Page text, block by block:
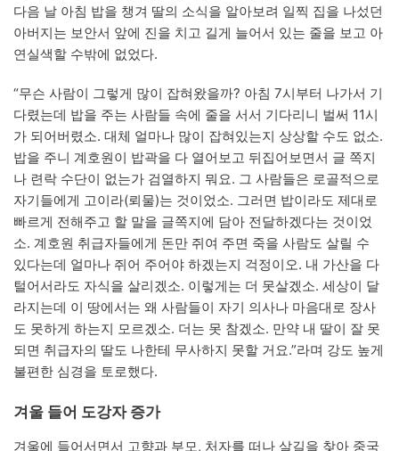
다음 날 아침 밥을 챙겨 딸의 소식을 알아보려 일찍 집을 나섰던
아버지는 보안서 앞에 진을 치고 길게 늘어서 있는 줄을 보고 아
연실색할 수밖에 없었다.
“무슨 사람이 그렇게 많이 잡혀왔을까? 아침 7시부터 나가서 기
다렸는데 밥을 주는 사람들 속에 줄을 서서 기다리니 벌써 11시
가 되어버렸소. 대체 얼마나 많이 잡혀있는지 상상할 수도 없소.
밥을 주니 계호원이 밥곽을 다 열어보고 뒤집어보면서 글 쪽지
나 련락 수단이 없는가 검열하지 뭐요. 그 사람들은 로골적으로
자기들에게 고이라(뢰물)는 것이었소. 그러면 밥이라도 제대로
빠르게 전해주고 할 말을 글쪽지에 담아 전달하겠다는 것이었
소. 계호원 취급자들에게 돈만 쥐여 주면 죽을 사람도 살릴 수
있다는데 얼마나 쥐어 주어야 하겠는지 걱정이오. 내 가산을 다
털어서라도 자식을 살리겠소. 이렇게는 더 못살겠소. 세상이 달
라지는데 이 땅에서는 왜 사람들이 자기 의사나 마음대로 장사
도 못하게 하는지 모르겠소. 더는 못 참겠소. 만약 내 딸이 잘 못
되면 취급자의 딸도 나한테 무사하지 못할 거요.”라며 강도 높게
불편한 심경을 토로했다.
겨울 들어 도강자 증가
겨울에 들어서면서 고향과 부모, 처자를 떠나 살길을 찾아 중국